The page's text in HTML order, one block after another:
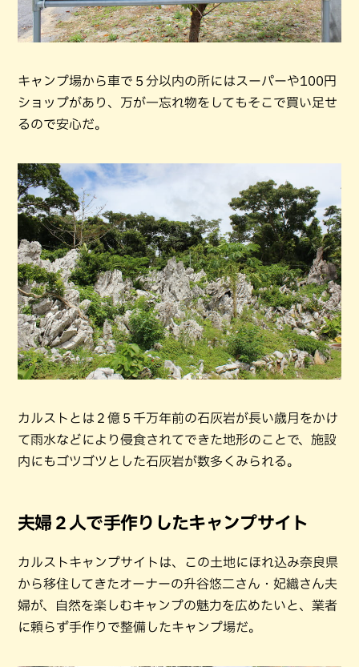
キャンプ場から車で５分以内の所にはスーパーや100円
ショップがあり、万が一忘れ物をしてもそこで買い足せ
るので安心だ。
カルストとは２億５千万年前の石灰岩が長い歳月をかけ
て雨水などにより侵食されてできた地形のことで、施設
内にもゴツゴツとした石灰岩が数多くみられる。
夫婦２人で手作りしたキャンプサイト
カルストキャンプサイトは、この土地にほれ込み奈良県
から移住してきたオーナーの升谷悠二さん・妃織さん夫
婦が、自然を楽しむキャンプの魅力を広めたいと、業者
に頼らず手作りで整備したキャンプ場だ。